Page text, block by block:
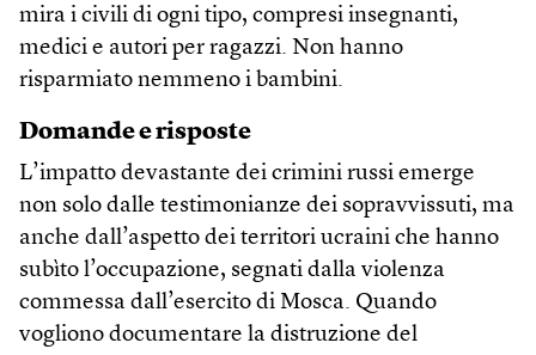
mira i civili di ogni tipo, compresi insegnanti,
medici e autori per ragazzi. Non hanno
risparmiato nemmeno i bambini.
Domande e risposte
L’impatto devastante dei crimini russi emerge
non solo dalle testimonianze dei sopravvissuti, ma
anche dall’aspetto dei territori ucraini che hanno
subìto l’occupazione, segnati dalla violenza
commessa dall’esercito di Mosca. Quando
vogliono documentare la distruzione del